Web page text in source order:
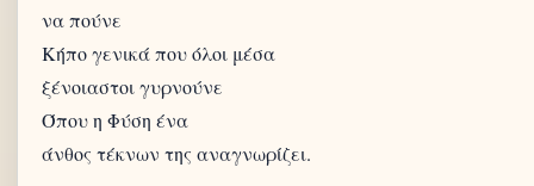
να πούνε
Κήπο γενικά που όλοι μέσα
ξένοιαστοι γυρνούνε
Όπου η Φύση ένα